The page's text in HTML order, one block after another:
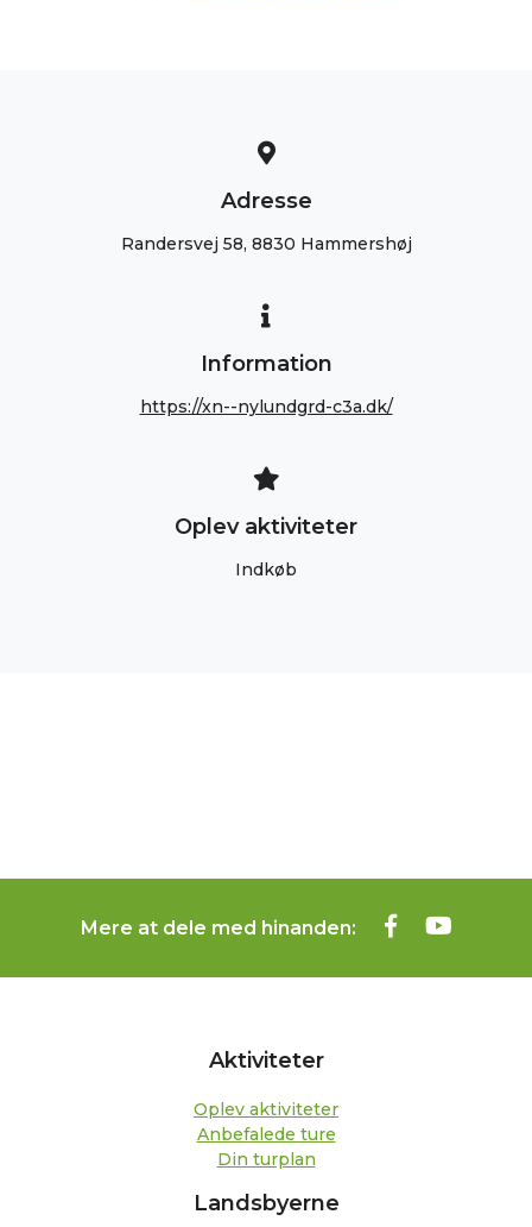
Adresse
Randersvej 58, 8830 Hammershøj
Information
https://xn--nylundgrd-c3a.dk/
Oplev aktiviteter
Indkøb
Mere at dele med hinanden:
Aktiviteter
Oplev aktiviteter
Anbefalede ture
Din turplan
Landsbyerne